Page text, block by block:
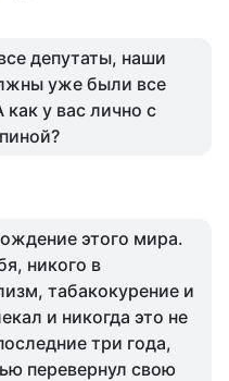
депутаты, наши
уже были все
у вас лично с
этого мира.
никого в
табакокурение и
и никогда это не
три года,
перевернул свою